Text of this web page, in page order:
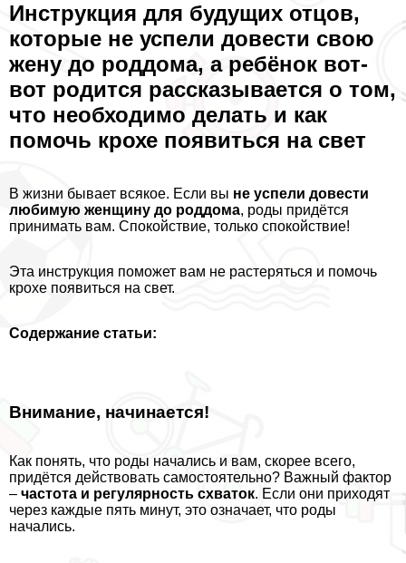
Инструкция для будущих отцов,
которые не успели довести свою
жену до роддома, а ребёнок вот-
вот родится рассказывается о том,
что необходимо делать и как
помочь крохе появиться на свет
В жизни бывает всякое. Если вы не успели довести
любимую женщину до роддома, роды придётся
принимать вам. Спокойствие, только спокойствие!
Эта инструкция поможет вам не растеряться и помочь
крохе появиться на свет.
Содержание статьи:
Внимание, начинается!
Как понять, что роды начались и вам, скорее всего,
придётся действовать самостоятельно? Важный фактор
– частота и регулярность схваток. Если они приходят
через каждые пять минут, это означает, что роды
начались.